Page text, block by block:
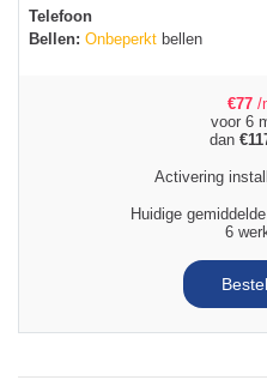
Telefoon
Bellen: Onbeperkt bellen
€77 /
voor 6
dan €
Activering
Huidige
6